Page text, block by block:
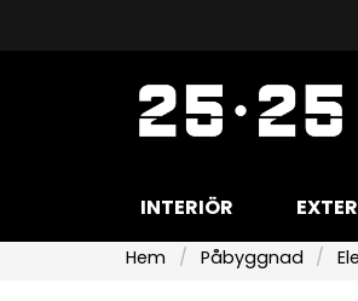
INTERIÖR
Hem Påbyggnad